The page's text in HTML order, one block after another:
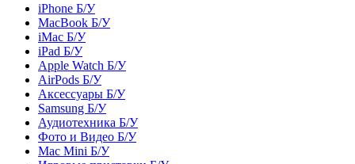
iPhone Б/У
MacBook Б/У
iMac Б/У
iPad Б/У
Apple Watch Б/У
AirPods Б/У
Аксессуары Б/У
Samsung Б/У
Аудиотехника Б/У
Фото и Видео Б/У
Mac Mini Б/У